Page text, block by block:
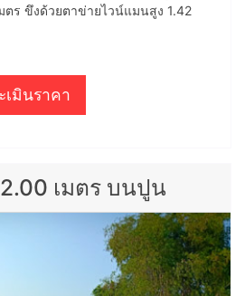
ตร ขึงด้วยตาข่ายไวน์แมนสูง 1.42
เมินราคา
เมตร บนปูน